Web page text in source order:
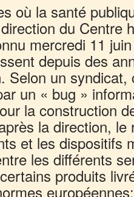
où la santé
du Centre
mercredi 11
depuis des
Selon un
un « bug »
la construction
la direction,
et les dispositifs
les différents
produits